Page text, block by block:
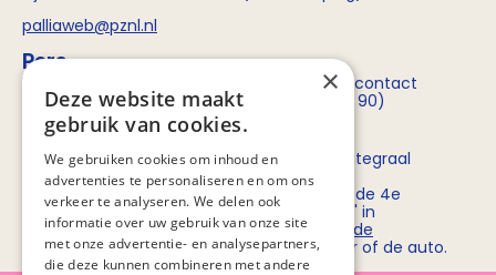
palliaweb@pznl.nl
Pers
Voor persvragen over Stichting PZNL kun je contact
opnemen metRob Bruntink(06 - 55 52 72 90)
Routebeschrijving
Stichting PZNL deelt het kantoor met het Integraal
Kankercentrum Nederland (IKNL). Ons
kantoor/vergadercentrum bevindt zich op de 4e
verdieping van kantoorgebouw 'De Utrecht' in
winkelcentrum Hoog Catharijne. Bekijk
hier de
routebeschrijvingenvoor openbaar vervoer of de auto.
×
Deze website maakt
gebruik van cookies.
We gebruiken cookies om inhoud en
advertenties te personaliseren en om ons
verkeer te analyseren. We delen ook
informatie over uw gebruik van onze site
met onze advertentie- en analysepartners,
die deze kunnen combineren met andere